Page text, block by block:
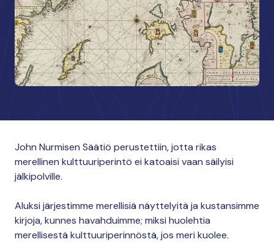
John Nurmisen Säätiö perustettiin, jotta rikas
merellinen kulttuuriperintö ei katoaisi vaan säilyisi
jälkipolville.
Aluksi järjestimme merellisiä näyttelyitä ja kustansimme
kirjoja, kunnes havahduimme; miksi huolehtia
merellisestä kulttuuriperinnöstä, jos meri kuolee.